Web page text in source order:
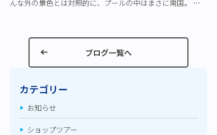
んな外の景色とは対照的に、プールの中はまさに南国。 水温
ブログ一覧へ
カテゴリー
お知らせ
ショップツアー